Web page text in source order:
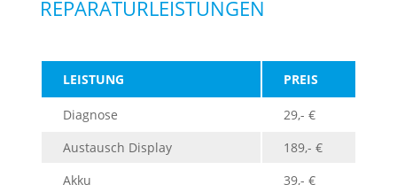
REPARATURLEISTUNGEN
LEISTUNG PREIS
Diagnose
29,- €
Austausch Display
189,- €
Akku
39,- €